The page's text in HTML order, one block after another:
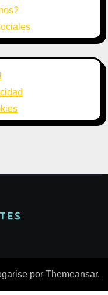
por Themeansar.